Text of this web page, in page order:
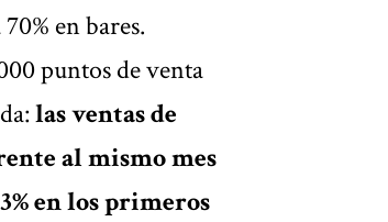
en bares.
puntos de venta
las ventas de
al mismo mes
en los primeros